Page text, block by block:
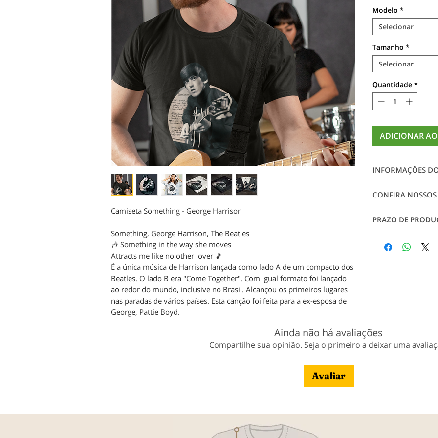
Camiseta Something - George Harrison
Something, George Harrison, The Beatles
🎶 Something in the way she moves
Attracts me like no other lover 🎵
É a única música de Harrison lançada como lado A de um compacto dos
Beatles. O lado B era "Come Together". Com igual formato foi lançado
ao redor do mundo, inclusive no Brasil. Alcançou os primeiros lugares
nas paradas de vários países. Esta canção foi feita para a ex-esposa de
George, Pattie Boyd.
Modelo *
Selecionar
Tamanho *
Selecionar
Quantidade *
ADICIONAR
INFORMAÇÕES
impressão digital
rachaduras,
durabilidade.
CONFIRA
Tabela de Medidas
PRAZO DE
pagamento;
Ainda não há avaliações
Compartilhe sua opinião. Seja o primeiro a deixar uma
Avaliar